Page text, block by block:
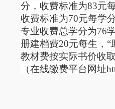
分，收费标准为83元
收费标准为70元每学
专业收费总学分为76
册建档费20元每生，
教材费按实际书价收
（在线缴费平台网址